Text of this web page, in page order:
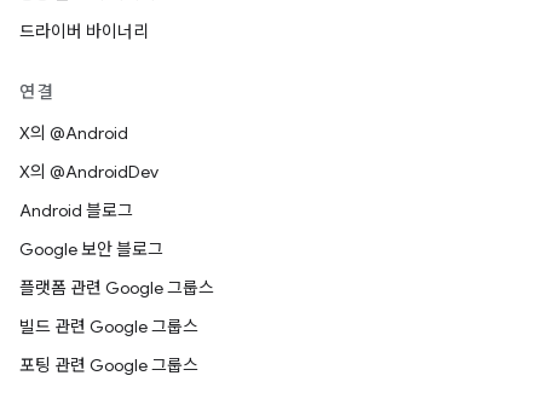
드라이버 바이너리
연결
X의 @Android
X의 @AndroidDev
Android 블로그
Google 보안 블로그
플랫폼 관련 Google 그룹스
빌드 관련 Google 그룹스
포팅 관련 Google 그룹스